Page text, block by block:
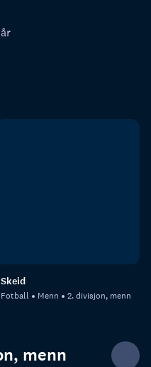
Skeid
Fotball Menn 2. divisjon, menn
menn